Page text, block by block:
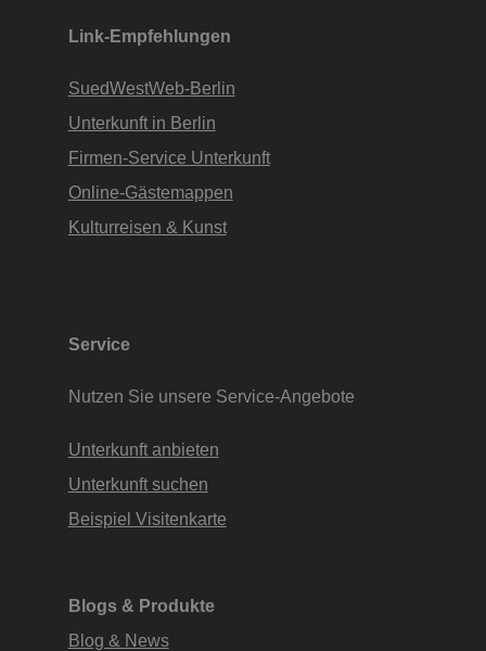
Link-Empfehlungen
SuedWestWeb-Berlin
Unterkunft in Berlin
Firmen-Service Unterkunft
Online-Gästemappen
Kulturreisen & Kunst
Service
Nutzen Sie unsere Service-Angebote
Unterkunft anbieten
Unterkunft suchen
Beispiel Visitenkarte
Blogs & Produkte
Blog & News